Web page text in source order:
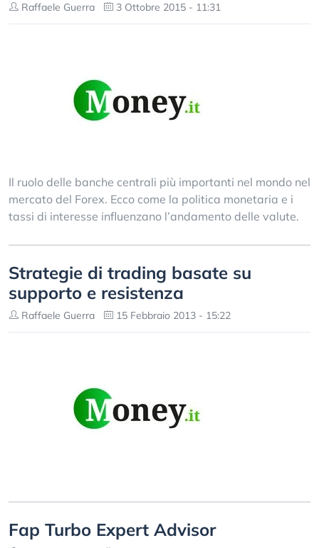
Raffaele Guerra 3 Ottobre 2015 - 11:31
Il ruolo delle banche centrali più importanti nel mondo nel
mercato del Forex. Ecco come la politica monetaria e i
tassi di interesse influenzano l’andamento delle valute.
Strategie di trading basate su
supporto e resistenza
Raffaele Guerra 15 Febbraio 2013 - 15:22
Fap Turbo Expert Advisor